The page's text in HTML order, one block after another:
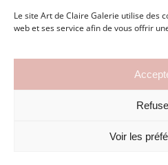
Le site Art de Claire Galerie utilise des
web et ses service afin de vous offrir
Voir les
Galerie en
©2026 Art de